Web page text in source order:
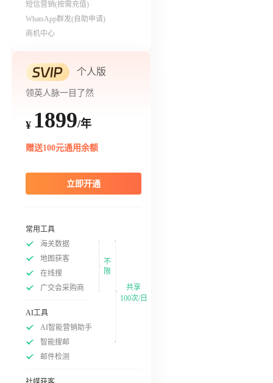
短信营销(按需充值)
WhatsApp群发(自助申请)
商机中心
个人版
领英人脉一目了然
¥ 1899/年
赠送100元通用余额
立即开通
常用工具
海关数据
地图获客
在线搜
广交会采购商
不
限
AI工具
AI智能营销助手
智能搜邮
邮件检测
共享
100次/日